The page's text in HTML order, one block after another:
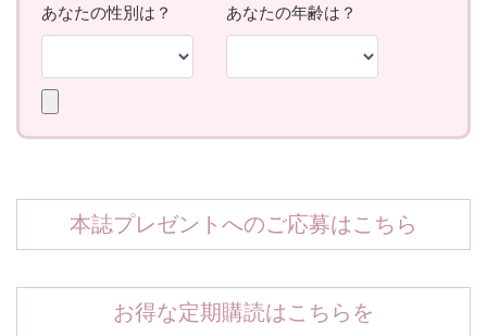
本誌プレゼントへのご応募はこちら
お得な定期購読はこちらを